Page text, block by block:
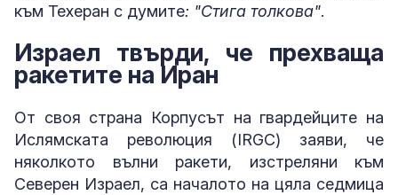
към Техеран с думите: "Стига толкова".
Израел твърди, че прехваща
ракетите на Иран
От своя страна Корпусът на гвардейците на
Ислямската революция (IRGC) заяви, че
няколкото вълни ракети, изстреляни към
Северен Израел, са началото на цяла седмица